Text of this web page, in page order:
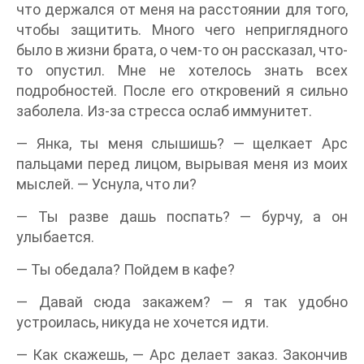
что держался от меня на расстоянии для того,
чтобы защитить. Много чего неприглядного
было в жизни брата, о чем-то он рассказал, что-
то опустил. Мне не хотелось знать всех
подробностей. После его откровений я сильно
заболела. Из-за стресса ослаб иммунитет.
— Янка, ты меня слышишь? — щелкает Арс
пальцами перед лицом, вырывая меня из моих
мыслей. — Уснула, что ли?
— Ты разве дашь поспать? — бурчу, а он
улыбается.
— Ты обедала? Пойдем в кафе?
— Давай сюда закажем? — я так удобно
устроилась, никуда не хочется идти.
— Как скажешь, — Арс делает заказ. Закончив